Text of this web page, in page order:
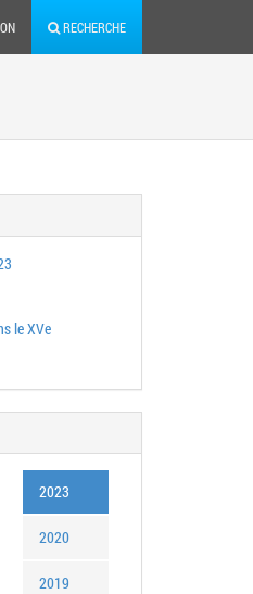
RECHERCHE
le XVe
2023
2020
2019